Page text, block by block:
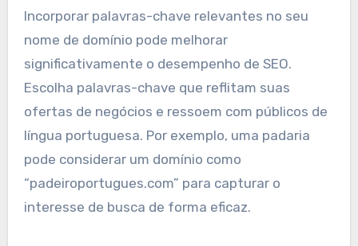
Incorporar palavras-chave relevantes no seu
nome de domínio pode melhorar
significativamente o desempenho de SEO.
Escolha palavras-chave que reflitam suas
ofertas de negócios e ressoem com públicos de
língua portuguesa. Por exemplo, uma padaria
pode considerar um domínio como
“padeiroportugues.com” para capturar o
interesse de busca de forma eficaz.